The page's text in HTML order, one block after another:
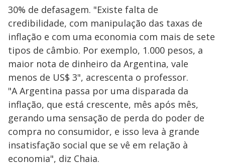
30% de defasagem. "Existe falta de
credibilidade, com manipulação das taxas de
inflação e com uma economia com mais de sete
tipos de câmbio. Por exemplo, 1.000 pesos, a
maior nota de dinheiro da Argentina, vale
menos de US$ 3", acrescenta o professor.
"A Argentina passa por uma disparada da
inflação, que está crescente, mês após mês,
gerando uma sensação de perda do poder de
compra no consumidor, e isso leva à grande
insatisfação social que se vê em relação à
economia", diz Chaia.